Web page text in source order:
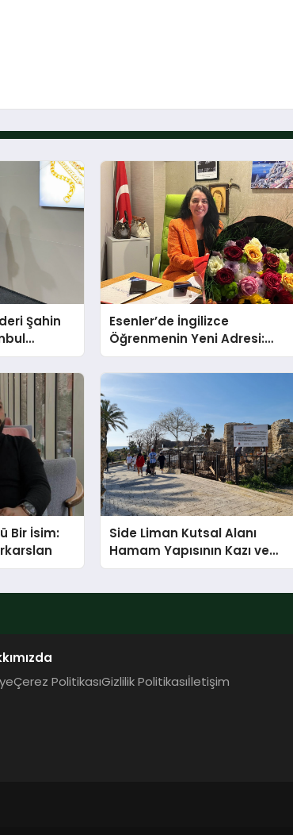
Şahin
Parladı ￼
Esenler’de İngilizce
Öğrenmenin Yeni Adresi:
Büyük Açılış Fırsatıyla %20
İndirim!
Bir İsim:
Side Liman Kutsal Alanı
Hamam Yapısının Kazı ve
Onarımı Selectum
Çerez PolitikasıGizlilik Politikasıİletişim